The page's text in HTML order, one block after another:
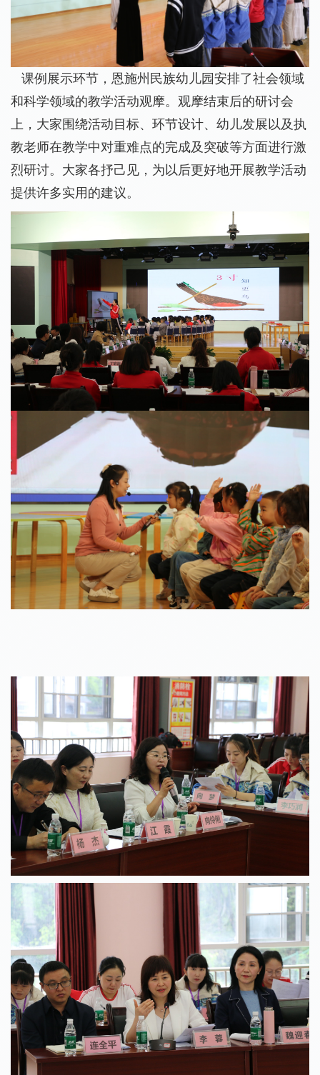
课例展示环节，恩施州民族幼儿园安排了社会领域
和科学领域的教学活动观摩。观摩结束后的研讨会
上，大家围绕活动目标、环节设计、幼儿发展以及执
教老师在教学中对重难点的完成及突破等方面进行激
烈研讨。大家各抒己见，为以后更好地开展教学活动
提供许多实用的建议。